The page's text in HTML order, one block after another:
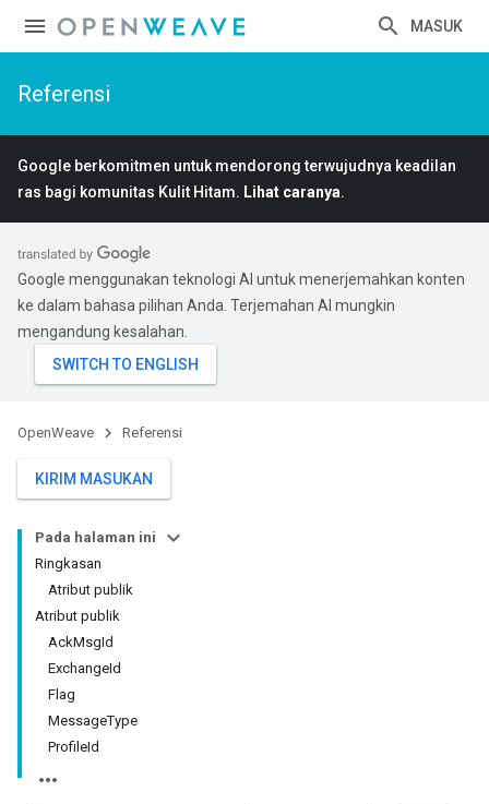
MASUK
Referensi
Google berkomitmen untuk mendorong terwujudnya keadilan
ras bagi komunitas Kulit Hitam. Lihat caranya.
Google menggunakan teknologi AI untuk menerjemahkan konten
ke dalam bahasa pilihan Anda. Terjemahan AI mungkin
mengandung kesalahan.
OpenWeave Referensi
KIRIM MASUKAN
Pada halaman ini
Ringkasan
Atribut publik
Atribut publik
AckMsgId
ExchangeId
Flag
MessageType
ProfileId